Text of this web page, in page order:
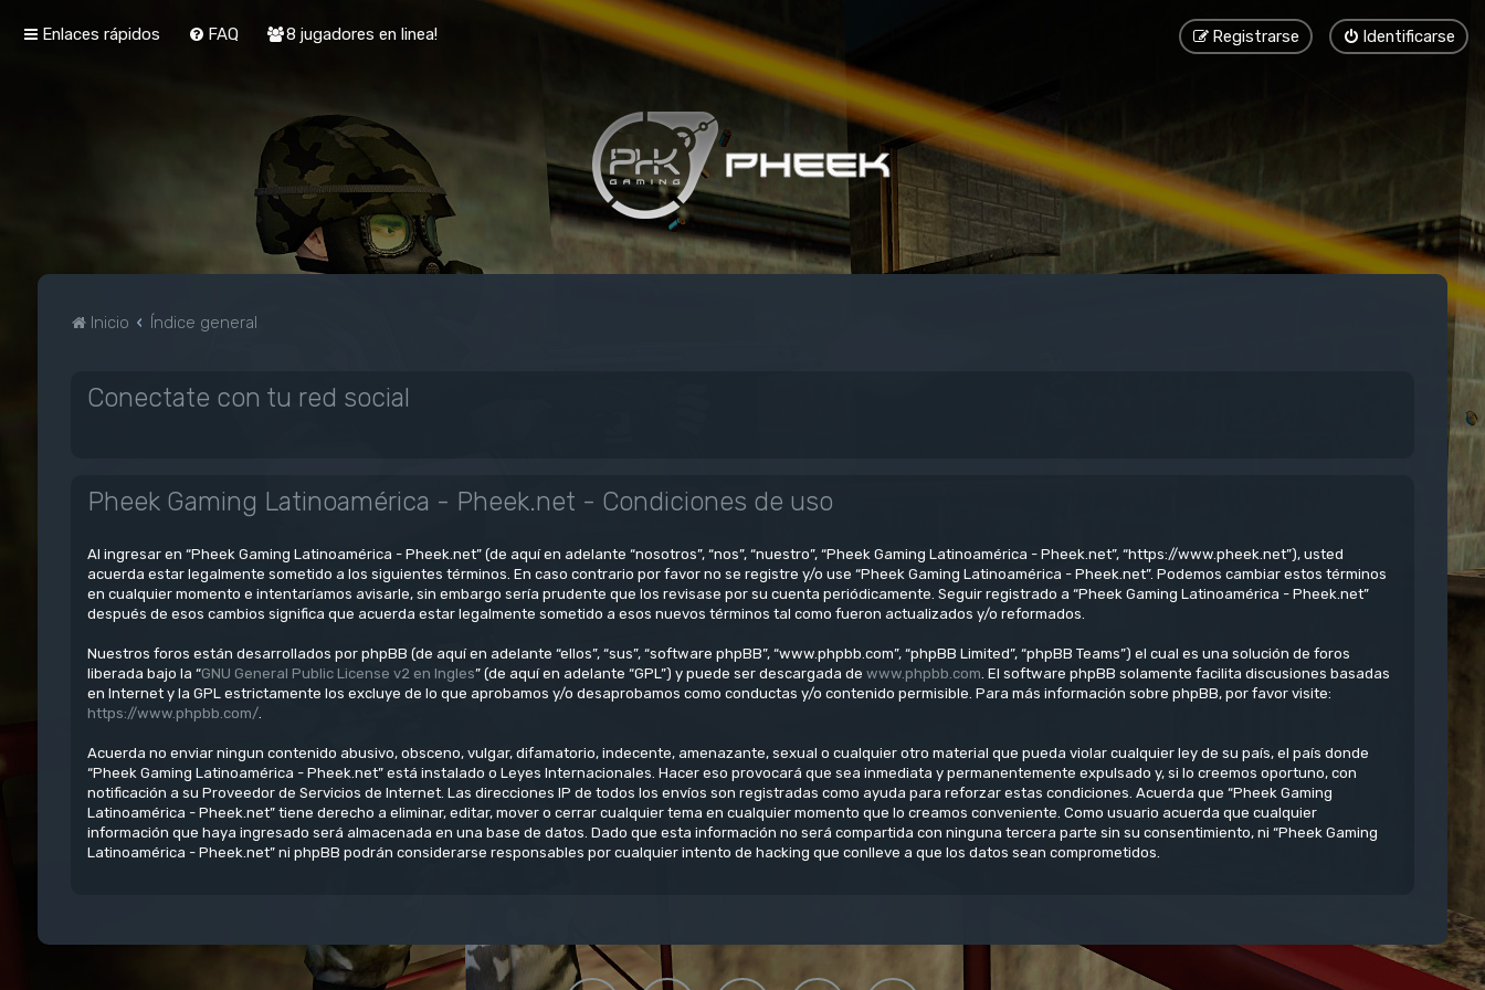
Enlaces rápidos FAQ 8 jugadores en linea! Identificarse
Registrarse
Inicio Índice general
Conectate con tu red social
Pheek Gaming Latinoamérica - Pheek.net - Condiciones de uso
Al ingresar en “Pheek Gaming Latinoamérica - Pheek.net” (de aquí en adelante “nosotros”, “nos”, “nuestro”, “Pheek Gaming Latinoamérica - Pheek.net”, “https://www.pheek.net”), usted
acuerda estar legalmente sometido a los siguientes términos. En caso contrario por favor no se registre y/o use “Pheek Gaming Latinoamérica - Pheek.net”. Podemos cambiar estos términos
en cualquier momento e intentaríamos avisarle, sin embargo sería prudente que los revisase por su cuenta periódicamente. Seguir registrado a “Pheek Gaming Latinoamérica - Pheek.net”
después de esos cambios significa que acuerda estar legalmente sometido a esos nuevos términos tal como fueron actualizados y/o reformados.
Nuestros foros están desarrollados por phpBB (de aquí en adelante “ellos”, “sus”, “software phpBB”, “www.phpbb.com”, “phpBB Limited”, “phpBB Teams”) el cual es una solución de foros
liberada bajo la “GNU General Public License v2 en Ingles” (de aquí en adelante “GPL”) y puede ser descargada de www.phpbb.com. El software phpBB solamente facilita discusiones basadas
en Internet y la GPL estrictamente los excluye de lo que aprobamos y/o desaprobamos como conductas y/o contenido permisible. Para más información sobre phpBB, por favor visite:
https://www.phpbb.com/.
Acuerda no enviar ningun contenido abusivo, obsceno, vulgar, difamatorio, indecente, amenazante, sexual o cualquier otro material que pueda violar cualquier ley de su país, el país donde
“Pheek Gaming Latinoamérica - Pheek.net” está instalado o Leyes Internacionales. Hacer eso provocará que sea inmediata y permanentemente expulsado y, si lo creemos oportuno, con
notificación a su Proveedor de Servicios de Internet. Las direcciones IP de todos los envíos son registradas como ayuda para reforzar estas condiciones. Acuerda que “Pheek Gaming
Latinoamérica - Pheek.net” tiene derecho a eliminar, editar, mover o cerrar cualquier tema en cualquier momento que lo creamos conveniente. Como usuario acuerda que cualquier
información que haya ingresado será almacenada en una base de datos. Dado que esta información no será compartida con ninguna tercera parte sin su consentimiento, ni “Pheek Gaming
Latinoamérica - Pheek.net” ni phpBB podrán considerarse responsables por cualquier intento de hacking que conlleve a que los datos sean comprometidos.